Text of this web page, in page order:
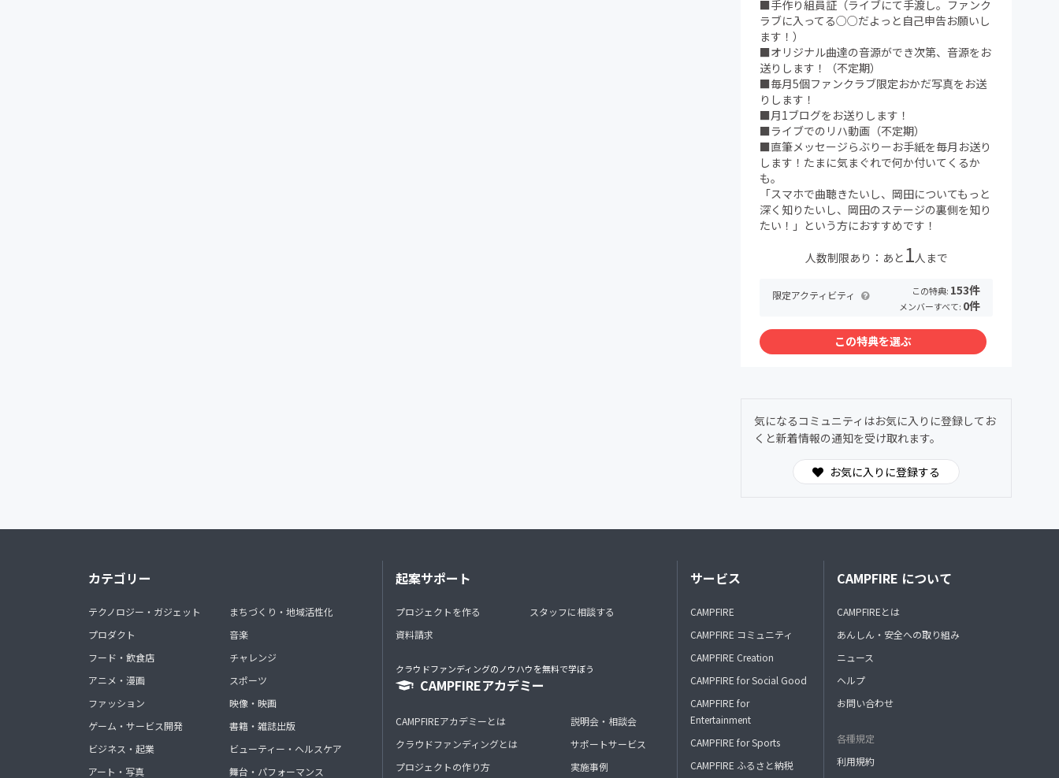
■手作り組員証（ライブにて手渡し。ファンク
ラブに入ってる○○だよっと自己申告お願いし
ます！）
■オリジナル曲達の音源ができ次第、音源をお
送りします！（不定期）
■毎月5個ファンクラブ限定おかだ写真をお送
りします！
■月1ブログをお送りします！
■ライブでのリハ動画（不定期）
■直筆メッセージらぶりーお手紙を毎月お送り
します！たまに気まぐれで何か付いてくるか
も。
「スマホで曲聴きたいし、岡田についてもっと
深く知りたいし、岡田のステージの裏側を知り
たい！」という方におすすめです！
人数制限あり：あと 1人まで
限定アクティビティ この特典: 153件
メンバーすべて: 0件
この特典を選ぶ
気になるコミュニティはお気に入りに登録してお
くと新着情報の通知を受け取れます。
お気に入りに登録する
カテゴリー
テクノロジー・ガジェット
プロダクト
フード・飲食店
アニメ・漫画
ファッション
ゲーム・サービス開発
ビジネス・起業
アート・写真
まちづくり・地域活性化
音楽
チャレンジ
スポーツ
映像・映画
書籍・雑誌出版
ビューティー・ヘルスケア
舞台・パフォーマンス
起案サポート
プロジェクトを作る
資料請求
スタッフに相談する
クラウドファンディングのノウハウを無料で学ぼう
CAMPFIREアカデミー
CAMPFIREアカデミーとは
クラウドファンディングとは
プロジェクトの作り方
説明会・相談会
サポートサービス
実施事例
サービス
CAMPFIRE
CAMPFIRE コミュニティ
CAMPFIRE Creation
CAMPFIRE for Social Good
CAMPFIRE for
Entertainment
CAMPFIRE for Sports
CAMPFIRE ふるさと納税
CAMPFIRE について
CAMPFIREとは
あんしん・安全への取り組み
ニュース
ヘルプ
お問い合わせ
各種規定
利用規約